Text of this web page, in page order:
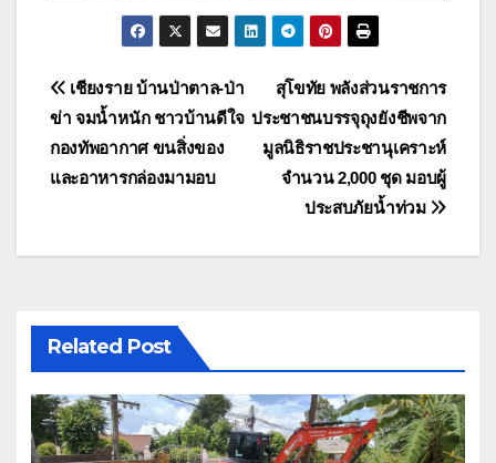
แนะแนว
เรื่อง
สุโขทัย พลังส่วนราชการ
ประชาชนบรรจุถุงยังชีพจาก
มูลนิธิราชประชานุเคราะห์
จำนวน 2,000 ชุด มอบผู้
ประสบภัยน้ำท่วม
เชียงราย บ้านป่าตาล-ป่า
ข่า จมน้ำหนัก ชาวบ้านดีใจ
กองทัพอากาศ ขนสิ่งของ
และอาหารกล่องมามอบ
Related Post